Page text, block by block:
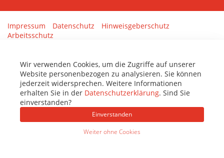
Impressum Datenschutz
Hinweisgeberschutz
Arbeitsschutz
Wir verwenden Cookies, um die Zugriffe auf unserer
Website personenbezogen zu analysieren. Sie können
jederzeit widersprechen. Weitere Informationen
erhalten Sie in der Datenschutzerklärung. Sind Sie
einverstanden?
Einverstanden
Weiter ohne Cookies